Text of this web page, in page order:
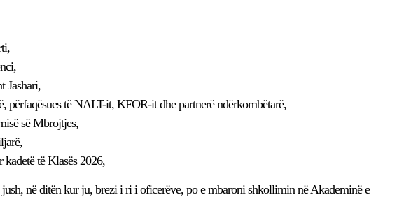
Jashari,
përfaqësues të NALT-it, KFOR-it dhe partnerë ndërkombëtarë,
së Mbrojtjes,
të Klasës 2026,
në ditën kur ju, brezi i ri i oficerëve, po e mbaroni shkollimin në Akademinë e